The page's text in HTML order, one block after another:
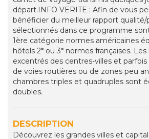
départ.INFO VERITE : Afin de vous
bénéficier du meilleur rapport qualité/
sélectionnés dans ce programme
1ère catégorie normes américaines
hôtels 2* ou 3* normes françaises.
excentrés des centres-villes et
de voies routières ou de zones peu
chambres triples et quadruples sont
doubles.
DESCRIPTION
Découvrez les grandes villes et